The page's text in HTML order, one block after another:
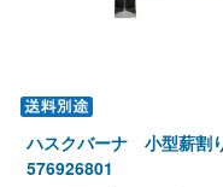
ハスクバーナ 小型薪
576926801